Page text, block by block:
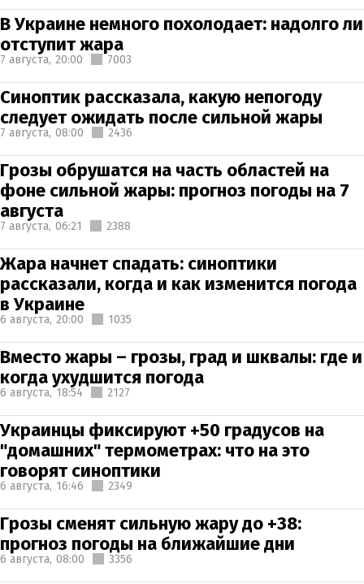
В Украине немного похолодает: надолго ли
отступит жара
7 августа, 20:00 7003
Синоптик рассказала, какую непогоду
следует ожидать после сильной жары
7 августа, 08:00 2436
Грозы обрушатся на часть областей на
фоне сильной жары: прогноз погоды на 7
августа
7 августа, 06:21 2388
Жара начнет спадать: синоптики
рассказали, когда и как изменится погода
в Украине
6 августа, 20:00 1035
Вместо жары – грозы, град и шквалы: где и
когда ухудшится погода
6 августа, 18:54 2127
Украинцы фиксируют +50 градусов на
"домашних" термометрах: что на это
говорят синоптики
6 августа, 16:46 2349
Грозы сменят сильную жару до +38:
прогноз погоды на ближайшие дни
6 августа, 08:00 3356